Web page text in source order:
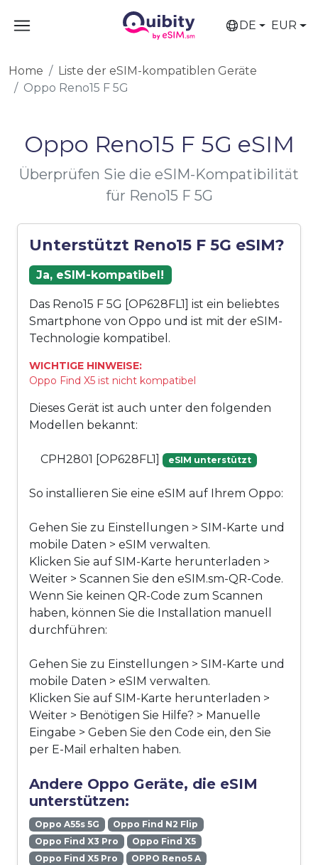
DE EUR
Home
Liste der eSIM-kompatiblen Geräte
Oppo Reno15 F 5G
Oppo Reno15 F 5G eSIM
Überprüfen Sie die eSIM-Kompatibilität
für Reno15 F 5G
Unterstützt Reno15 F 5G eSIM?
Ja, eSIM-kompatibel!
Das Reno15 F 5G [OP628FL1] ist ein beliebtes
Smartphone von Oppo und ist mit der eSIM-
Technologie kompatibel.
WICHTIGE HINWEISE:
Oppo Find X5 ist nicht kompatibel
Dieses Gerät ist auch unter den folgenden
Modellen bekannt:
CPH2801 [OP628FL1] eSIM unterstützt
So installieren Sie eine eSIM auf Ihrem Oppo:
Gehen Sie zu Einstellungen > SIM-Karte und
mobile Daten > eSIM verwalten.
Klicken Sie auf SIM-Karte herunterladen >
Weiter > Scannen Sie den eSIM.sm-QR-Code.
Wenn Sie keinen QR-Code zum Scannen
haben, können Sie die Installation manuell
durchführen:
Gehen Sie zu Einstellungen > SIM-Karte und
mobile Daten > eSIM verwalten.
Klicken Sie auf SIM-Karte herunterladen >
Weiter > Benötigen Sie Hilfe? > Manuelle
Eingabe > Geben Sie den Code ein, den Sie
per E-Mail erhalten haben.
Andere Oppo Geräte, die eSIM
unterstützen:
Oppo A55s 5G
Oppo Find N2 Flip
Oppo Find X3 Pro
Oppo Find X5
Oppo Find X5 Pro
OPPO Reno5 A